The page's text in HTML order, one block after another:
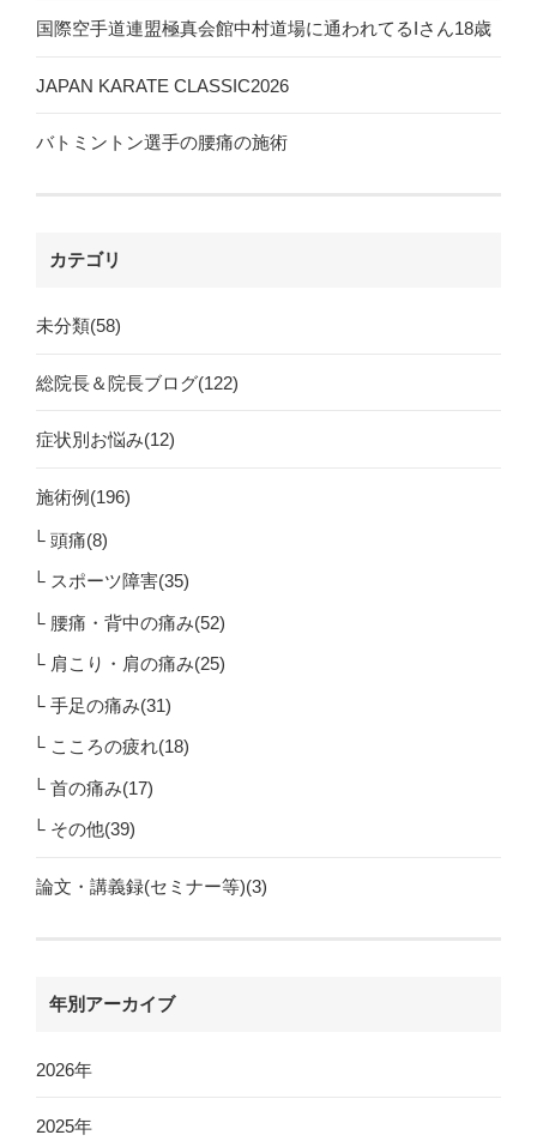
国際空手道連盟極真会館中村道場に通われてるIさん18歳
JAPAN KARATE CLASSIC2026
バトミントン選手の腰痛の施術
カテゴリ
未分類(58)
総院長＆院長ブログ(122)
症状別お悩み(12)
施術例(196)
頭痛(8)
スポーツ障害(35)
腰痛・背中の痛み(52)
肩こり・肩の痛み(25)
手足の痛み(31)
こころの疲れ(18)
首の痛み(17)
その他(39)
論文・講義録(セミナー等)(3)
年別アーカイブ
2026年
2025年